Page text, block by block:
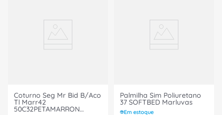
Coturno Seg Mr Bid B/Aco
Tl Marr42
50C32PETAMARRON
Palmilha Sim Poliuretano
37 SOFTBED Marluvas
Em estoque